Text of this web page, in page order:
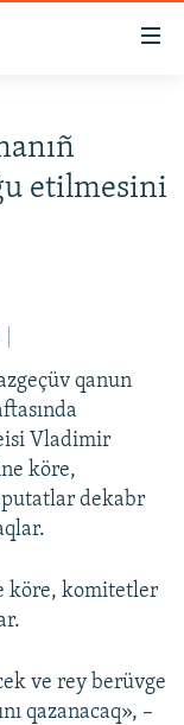
etilmesini
qanun
Vladimir
köre,
dekabr
köre, komitetler
ve rey berüvge
qazanacaq», –